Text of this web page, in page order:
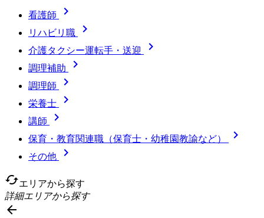
看護師 
リハビリ職 
介護タクシー運転手・送迎 
調理補助 
調理師 
栄養士 
講師 
保育・教育関連職（保育士・幼稚園教諭など） 
その他

cachedエリアから探す
詳細エリアから探す
